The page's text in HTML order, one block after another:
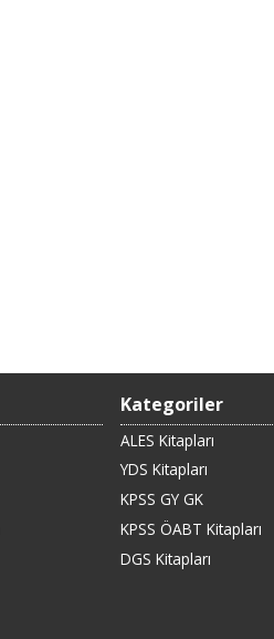
Kategoriler
ALES Kitapları
YDS Kitapları
KPSS GY GK
KPSS ÖABT Kitapları
DGS Kitapları